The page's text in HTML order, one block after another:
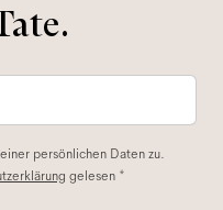
persönlichen Daten zu.
gelesen *